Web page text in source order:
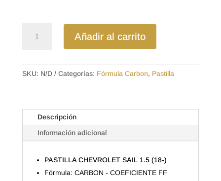
$15.68
CHEVROLET
cantidad
Añadir al carrito
SKU: N/D Categorías: Fórmula Carbon, Pastilla
Descripción
Información adicional
PASTILLA CHEVROLET SAIL 1.5 (18-)
Fórmula: CARBON - COEFICIENTE FF